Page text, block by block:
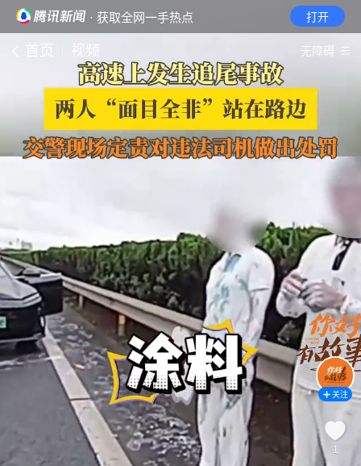
· 获取全网一手热点 打开
视频 无障碍
关注
1